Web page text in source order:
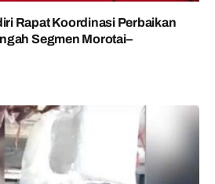
Rapat Koordinasi Perbaikan
Segmen Morotai–